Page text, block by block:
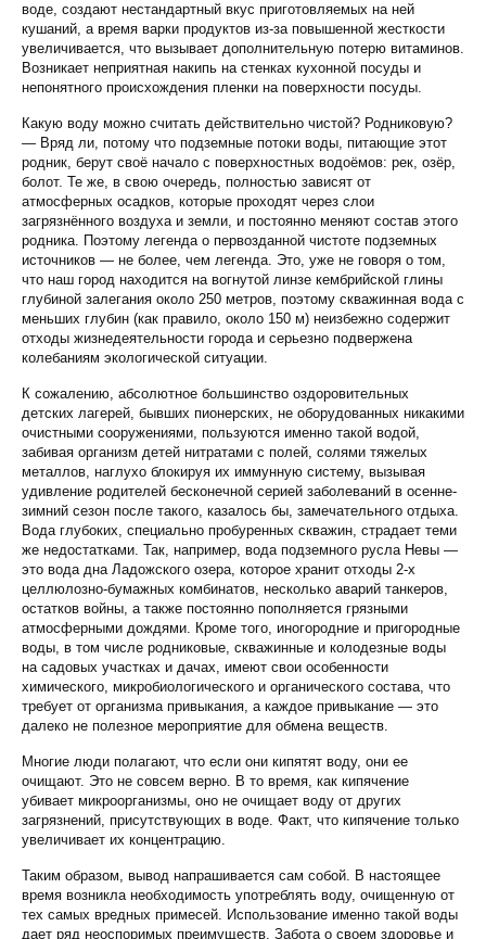
воде, создают нестандартный вкус приготовляемых на ней
кушаний, а время варки продуктов из-за повышенной жесткости
увеличивается, что вызывает дополнительную потерю витаминов.
Возникает неприятная накипь на стенках кухонной посуды и
непонятного происхождения пленки на поверхности посуды.
Какую воду можно считать действительно чистой? Родниковую?
— Вряд ли, потому что подземные потоки воды, питающие этот
родник, берут своё начало с поверхностных водоёмов: рек, озёр,
болот. Те же, в свою очередь, полностью зависят от
атмосферных осадков, которые проходят через слои
загрязнённого воздуха и земли, и постоянно меняют состав этого
родника. Поэтому легенда о первозданной чистоте подземных
источников — не более, чем легенда. Это, уже не говоря о том,
что наш город находится на вогнутой линзе кембрийской глины
глубиной залегания около 250 метров, поэтому скважинная вода с
меньших глубин (как правило, около 150 м) неизбежно содержит
отходы жизнедеятельности города и серьезно подвержена
колебаниям экологической ситуации.
К сожалению, абсолютное большинство оздоровительных
детских лагерей, бывших пионерских, не оборудованных никакими
очистными сооружениями, пользуются именно такой водой,
забивая организм детей нитратами с полей, солями тяжелых
металлов, наглухо блокируя их иммунную систему, вызывая
удивление родителей бесконечной серией заболеваний в осенне-
зимний сезон после такого, казалось бы, замечательного отдыха.
Вода глубоких, специально пробуренных скважин, страдает теми
же недостатками. Так, например, вода подземного русла Невы —
это вода дна Ладожского озера, которое хранит отходы 2-х
целлюлозно-бумажных комбинатов, несколько аварий танкеров,
остатков войны, а также постоянно пополняется грязными
атмосферными дождями. Кроме того, иногородние и пригородные
воды, в том числе родниковые, скважинные и колодезные воды
на садовых участках и дачах, имеют свои особенности
химического, микробиологического и органического состава, что
требует от организма привыкания, а каждое привыкание — это
далеко не полезное мероприятие для обмена веществ.
Многие люди полагают, что если они кипятят воду, они ее
очищают. Это не совсем верно. В то время, как кипячение
убивает микроорганизмы, оно не очищает воду от других
загрязнений, присутствующих в воде. Факт, что кипячение только
увеличивает их концентрацию.
Таким образом, вывод напрашивается сам собой. В настоящее
время возникла необходимость употреблять воду, очищенную от
тех самых вредных примесей. Использование именно такой воды
дает ряд неоспоримых преимуществ. Забота о своем здоровье и